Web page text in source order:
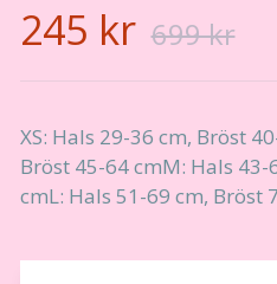
245 kr 699 kr
XS: Hals 29-36 cm, Bröst
Bröst 45-64 cmM: Hals 43-
cmL: Hals 51-69 cm, Bröst